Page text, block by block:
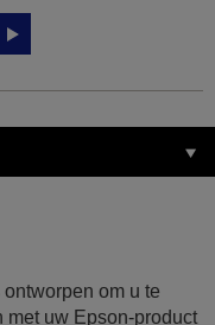
om u te
met uw Epson-product